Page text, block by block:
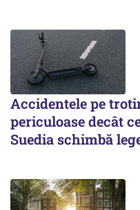
Accidentele pe
periculoase decât
Suedia schimbă